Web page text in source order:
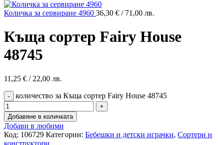
Количка за сервиране 4960 36,30 € / 71,00 лв.
Къща сортер Fairy House
48745
11,25 € / 22,00 лв.
количество за Къща сортер Fairy House 48745
Добавяне в количката
Добави в любими
Код: 106729 Категории: Бебешки и детски играчки, Сортери и
конструктори